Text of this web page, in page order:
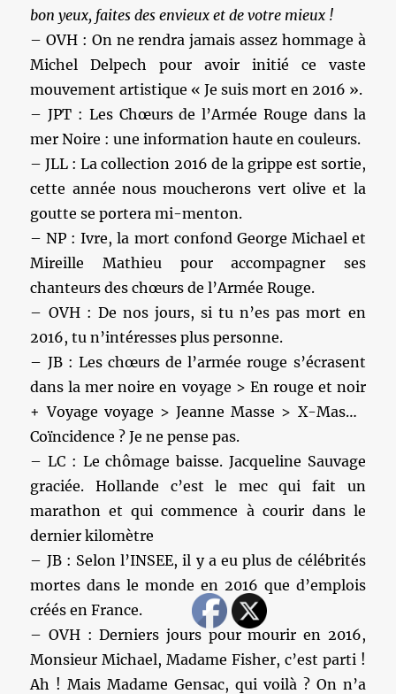
bon yeux, faites des envieux et de votre mieux !
– OVH : On ne rendra jamais assez hommage à
Michel Delpech pour avoir initié ce vaste
mouvement artistique « Je suis mort en 2016 ».
– JPT : Les Chœurs de l’Armée Rouge dans la
mer Noire : une information haute en couleurs.
– JLL : La collection 2016 de la grippe est sortie,
cette année nous moucherons vert olive et la
goutte se portera mi-menton.
– NP : Ivre, la mort confond George Michael et
Mireille Mathieu pour accompagner ses
chanteurs des chœurs de l’Armée Rouge.
– OVH : De nos jours, si tu n’es pas mort en
2016, tu n’intéresses plus personne.
– JB : Les chœurs de l’armée rouge s’écrasent
dans la mer noire en voyage > En rouge et noir
+ Voyage voyage > Jeanne Masse > X-Mas…
Coïncidence ? Je ne pense pas.
– LC : Le chômage baisse. Jacqueline Sauvage
graciée. Hollande c’est le mec qui fait un
marathon et qui commence à courir dans le
dernier kilomètre
– JB : Selon l’INSEE, il y a eu plus de célébrités
mortes dans le monde en 2016 que d’emplois
créés en France.
– OVH : Derniers jours pour mourir en 2016,
Monsieur Michael, Madame Fisher, c’est parti !
Ah ! Mais Madame Gensac, qui voilà ? On n’a